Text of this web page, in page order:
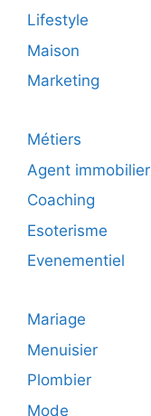
Lifestyle
Maison
Marketing
Métiers
Agent immobilier
Coaching
Esoterisme
Evenementiel
Mariage
Menuisier
Plombier
Mode